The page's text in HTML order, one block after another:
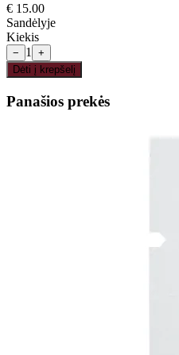
€ 15.00
Sandėlyje
Kiekis
− 1
+
Dėti į krepšelį
Panašios prekės